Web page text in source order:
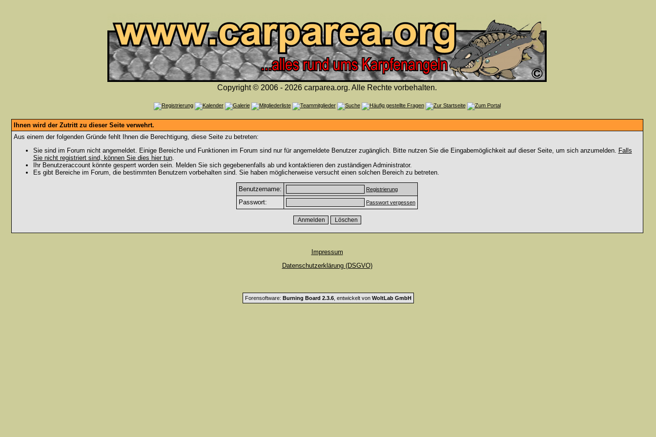
Copyright © 2006 - 2026 carparea.org. Alle Rechte vorbehalten.
Ihnen wird der Zutritt zu dieser Seite verwehrt.
Aus einem der folgenden Gründe fehlt Ihnen die Berechtigung, diese Seite zu betreten:
Sie sind im Forum nicht angemeldet. Einige Bereiche und Funktionen im Forum sind nur für angemeldete Benutzer zugänglich. Bitte nutzen Sie die Eingabemöglichkeit auf dieser Seite, um sich anzumelden. Falls
Sie nicht registriert sind, können Sie dies hier tun.
Ihr Benutzeraccount könnte gesperrt worden sein. Melden Sie sich gegebenenfalls ab und kontaktieren den zuständigen Administrator.
Es gibt Bereiche im Forum, die bestimmten Benutzern vorbehalten sind. Sie haben möglicherweise versucht einen solchen Bereich zu betreten.
Benutzername: Registrierung
Passwort: Passwort vergessen
Impressum
Datenschutzerklärung (DSGVO)
Forensoftware: Burning Board 2.3.6, entwickelt von WoltLab GmbH